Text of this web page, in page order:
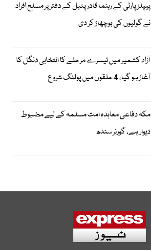
پیپلز پارٹی کے رہنما قادر پٹیل کے دفتر پر مسلح افراد
نے گولیوں کی بوچھاڑ کر دی
آزاد کشمیر میں تیسرے مرحلے کا انتخابی دنگل کا
آغاز ہو گیا، 4 حلقوں میں پولنگ شروع
مکہ دفاعی معاہدہ امت مسلمہ کے لیے مضبوط
دیوار ہے، گورنر سندھ